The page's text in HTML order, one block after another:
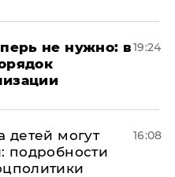
не нужно: в19:24
детей могут
подробности
16:08